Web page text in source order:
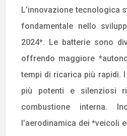
L’innovazione tecnologica
fondamentale nello
2024*. Le batterie sono
offrendo maggiore
tempi di ricarica più rapidi.
più potenti e silenziosi
combustione interna.
l’aerodinamica dei *veicoli